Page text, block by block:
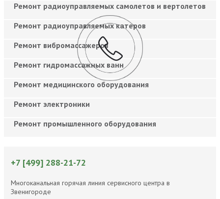
Ремонт радиоуправляемых самолетов и вертолетов
Ремонт радиоуправляемых катеров
Ремонт вибромассажеров
Ремонт гидромассажных ванн
Ремонт медицинского оборудования
Ремонт электроники
Ремонт промышленного оборудования
+7 [499] 288-21-72
Многоканальная горячая линия сервисного центра в
Звенигороде